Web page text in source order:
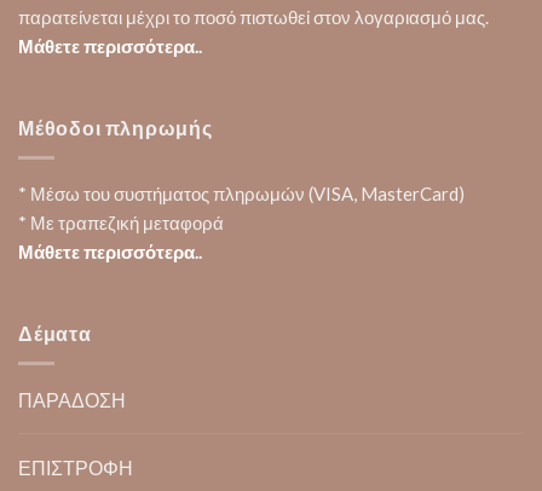
παρατείνεται μέχρι το ποσό πιστωθεί στον λογαριασμό μας.
Μάθετε περισσότερα..
Μέθοδοι πληρωμής
* Μέσω του συστήματος πληρωμών (VISA, MasterCard)
* Με τραπεζική μεταφορά
Μάθετε περισσότερα..
Δέματα
ΠΑΡΑΔΟΣΗ
ΕΠΙΣΤΡΟΦΗ